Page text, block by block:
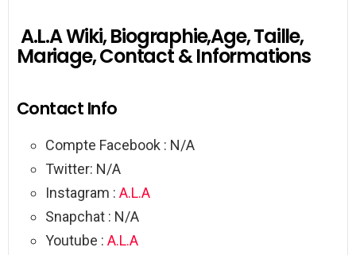
A.L.A Wiki, Biographie,Age, Taille,
Mariage, Contact & Informations
Contact Info
Compte Facebook : N/A
Twitter: N/A
Instagram : A.L.A
Snapchat : N/A
Youtube : A.L.A